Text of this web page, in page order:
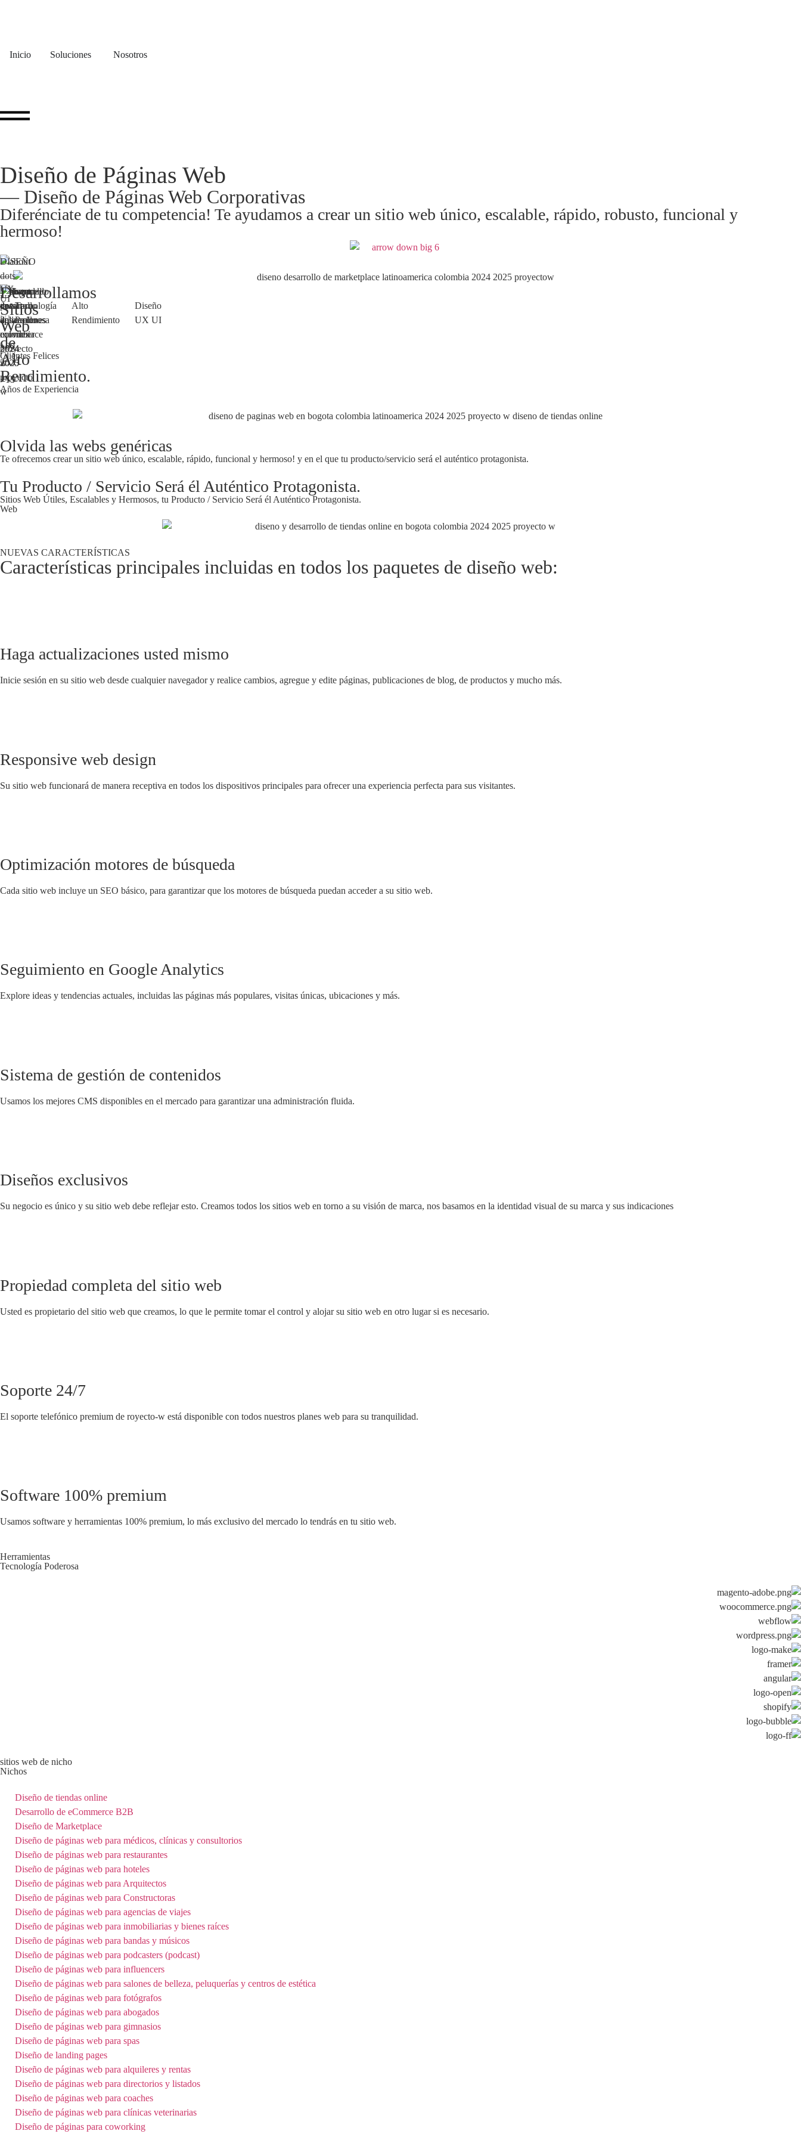
Inicio Soluciones Nosotros
Diseño de Páginas Web
— Diseño de Páginas Web Corporativas
Diferénciate de tu competencia! Te ayudamos a crear un sitio web único, escalable, rápido, robusto, funcional y
hermoso!
DISEÑO
—
UX
/
UI
Desarrollamos
Sitios
Web
de
Alto
Rendimiento.
UX
UI
Tecnología
Poderosa
Alto
Rendimiento
Diseño
UX UI
+80
Clientes Felices
+15
Años de Experiencia
Olvida las webs genéricas
Te ofrecemos crear un sitio web único, escalable, rápido, funcional y hermoso! y en el que tu producto/servicio será el auténtico protagonista.
Tu Producto / Servicio Será él Auténtico Protagonista.
Sitios Web Útiles, Escalables y Hermosos, tu Producto / Servicio Será él Auténtico Protagonista.
Web
NUEVAS CARACTERÍSTICAS
Características principales incluidas en todos los paquetes de diseño web:
Haga actualizaciones usted mismo
Inicie sesión en su sitio web desde cualquier navegador y realice cambios, agregue y edite páginas, publicaciones de blog, de productos y mucho más.
Responsive web design
Su sitio web funcionará de manera receptiva en todos los dispositivos principales para ofrecer una experiencia perfecta para sus visitantes.
Optimización motores de búsqueda
Cada sitio web incluye un SEO básico, para garantizar que los motores de búsqueda puedan acceder a su sitio web.
Seguimiento en Google Analytics
Explore ideas y tendencias actuales, incluidas las páginas más populares, visitas únicas, ubicaciones y más.
Sistema de gestión de contenidos
Usamos los mejores CMS disponibles en el mercado para garantizar una administración fluida.
Diseños exclusivos
Su negocio es único y su sitio web debe reflejar esto. Creamos todos los sitios web en torno a su visión de marca, nos basamos en la identidad visual de su marca y sus indicaciones
Propiedad completa del sitio web
Usted es propietario del sitio web que creamos, lo que le permite tomar el control y alojar su sitio web en otro lugar si es necesario.
Soporte 24/7
El soporte telefónico premium de royecto-w está disponible con todos nuestros planes web para su tranquilidad.
Software 100% premium
Usamos software y herramientas 100% premium, lo más exclusivo del mercado lo tendrás en tu sitio web.
Herramientas
Tecnología Poderosa
sitios web de nicho
Nichos
Diseño de tiendas online
Desarrollo de eCommerce B2B
Diseño de Marketplace
Diseño de páginas web para médicos, clínicas y consultorios
Diseño de páginas web para restaurantes
Diseño de páginas web para hoteles
Diseño de páginas web para Arquitectos
Diseño de páginas web para Constructoras
Diseño de páginas web para agencias de viajes
Diseño de páginas web para inmobiliarias y bienes raíces
Diseño de páginas web para bandas y músicos
Diseño de páginas web para podcasters (podcast)
Diseño de páginas web para influencers
Diseño de páginas web para salones de belleza, peluquerías y centros de estética
Diseño de páginas web para fotógrafos
Diseño de páginas web para abogados
Diseño de páginas web para gimnasios
Diseño de páginas web para spas
Diseño de landing pages
Diseño de páginas web para alquileres y rentas
Diseño de páginas web para directorios y listados
Diseño de páginas web para coaches
Diseño de páginas web para clínicas veterinarias
Diseño de páginas para coworking